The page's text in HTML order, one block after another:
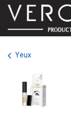
Se rendre au
Yeux